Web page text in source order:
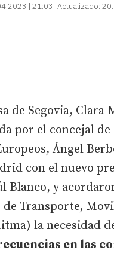
| 21:03 Actualizado:
de Segovia, Clara
por el concejal de
Ángel
con el nuevo
Blanco, y
Transporte,
la necesidad
en las